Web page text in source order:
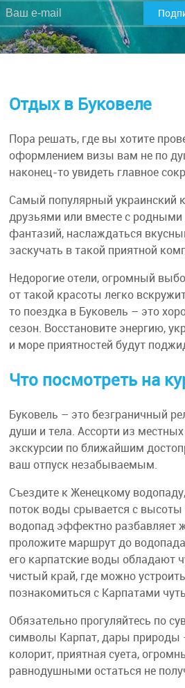
Отдых в Буковеле
Пора решать, где вы хотите
оформлением визы вам не по
наконец-то увидеть главное
Самый популярный украинский
друзьями или вместе с
фантазий, наслаждаться
заскучать в такой приятной
Недорогие отели, огромный
от такой красоты легко
то поездка в Буковель – это
сезон. Восстановите энергию,
и море приятностей будут
Что посмотреть на
Буковель – это безграничный
души и тела. Ассорти из
экскурсии по ближайшим
ваш отпуск незабываемым.
Съездите к Женецкому
поток воды срывается с
водопад эффектно разбавляет
проложите маршрут до
его карпатские воды обладают
чистый край, где можно
познакомиться с Карпатами
Обязательно прогуляйтесь по
символы Карпат, дары природы
колорит, приятная суета,
равнодушными остаться не